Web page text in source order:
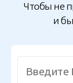
Чтобы не
и